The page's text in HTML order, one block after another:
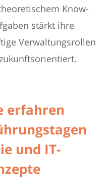
Know-
stärkt ihre
Verwaltungsrollen
erfahren
und IT-